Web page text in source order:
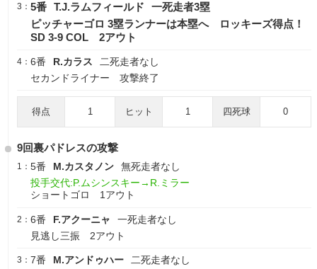
3： 5番 T.J.ラムフィールド
一死走者3塁
ピッチャーゴロ 3塁ランナーは本塁へ ロッキーズ得点！
SD 3-9 COL 2アウト
4： 6番 R.カラス
二死走者なし
セカンドライナー 攻撃終了
得点 1 ヒット 1 四死球 0
9回裏パドレスの攻撃
1： 5番 M.カスタノン
無死走者なし
投手交代:P.ムシンスキー→R.ミラー
ショートゴロ 1アウト
2： 6番 F.アクーニャ
一死走者なし
見逃し三振 2アウト
3： 7番 M.アンドゥハー
二死走者なし